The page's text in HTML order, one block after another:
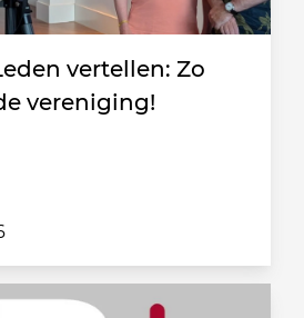
vertellen: Zo
vereniging!